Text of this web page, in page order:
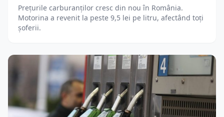
Prețurile carburanților cresc din nou în România.
Motorina a revenit la peste 9,5 lei pe litru, afectând toți
șoferii.